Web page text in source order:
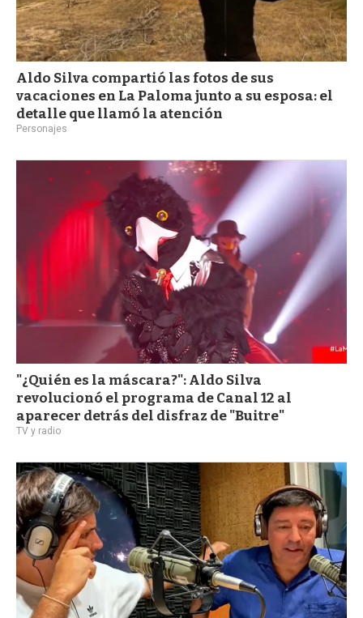
Aldo Silva compartió las fotos de sus
vacaciones en La Paloma junto a su esposa: el
detalle que llamó la atención
Personajes
"¿Quién es la máscara?": Aldo Silva
revolucionó el programa de Canal 12 al
aparecer detrás del disfraz de "Buitre"
TV y radio